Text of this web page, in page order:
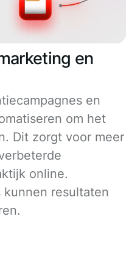
en
en
om het
Dit zorgt voor meer
online.
resultaten